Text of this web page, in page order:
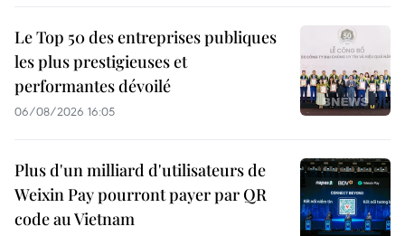
Le Top 50 des entreprises publiques
les plus prestigieuses et
performantes dévoilé
06/08/2026 16:05
Plus d'un milliard d'utilisateurs de
Weixin Pay pourront payer par QR
code au Vietnam